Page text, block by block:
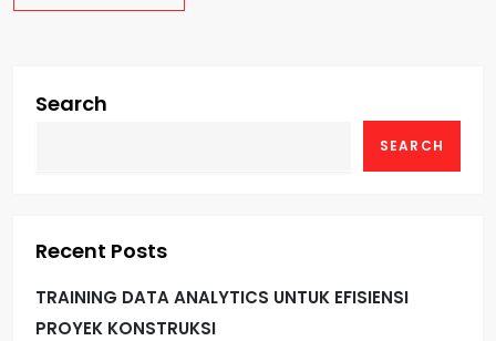
Search
SEARCH
Recent Posts
TRAINING DATA ANALYTICS UNTUK EFISIENSI
PROYEK KONSTRUKSI